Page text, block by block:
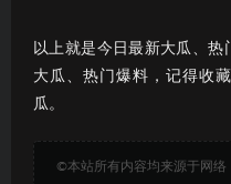
以上就是今日最新大瓜、
大瓜、热门爆料，记得收
瓜。
©本站所有内容均来源于网络